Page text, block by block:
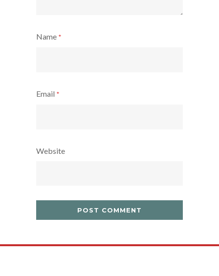
Name *
Email *
Website